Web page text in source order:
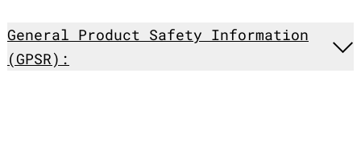
General Product Safety Information
(GPSR):